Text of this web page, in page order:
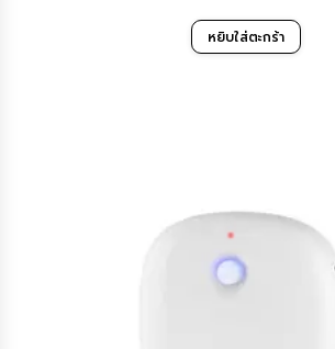
หยิบใส่ตะกร้า